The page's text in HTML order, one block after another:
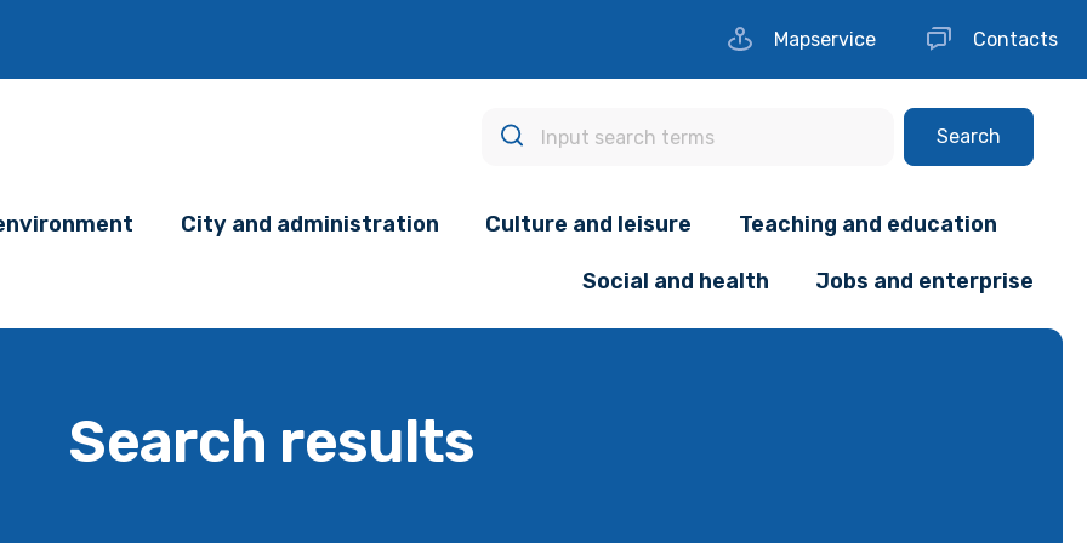
Mapservice Contacts
Search
City and administration Culture and leisure Teaching and education
Social and health Jobs and enterprise
Search results